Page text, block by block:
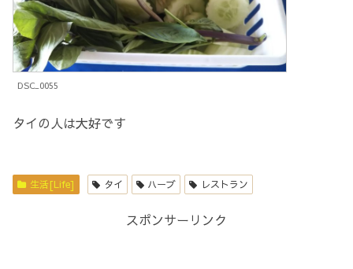
DSC_0055
タイの人は大好です
生活[Life] タイ ハーブ レストラン
スポンサーリンク